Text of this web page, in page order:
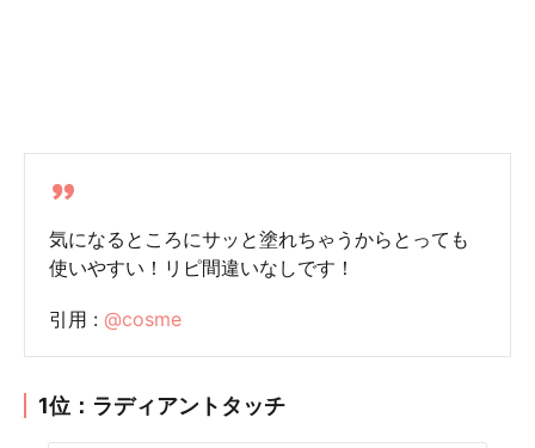
気になるところにサッと塗れちゃうからとっても
使いやすい！リピ間違いなしです！
引用 : @cosme
1位：ラディアントタッチ